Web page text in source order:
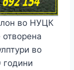
во НУЦК
во
години